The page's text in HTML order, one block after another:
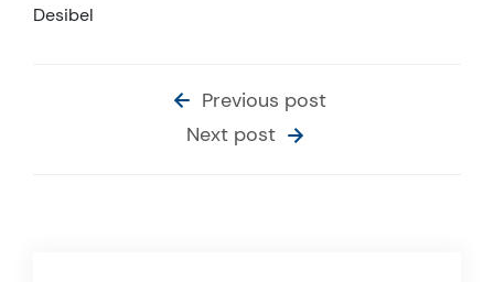
Desibel
Previous post
Next post